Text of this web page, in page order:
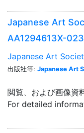
Japanese Art
AA1294613X-023
Japanese Art
出版社等: Japanese Art
閲覧、および画像資
For detailed